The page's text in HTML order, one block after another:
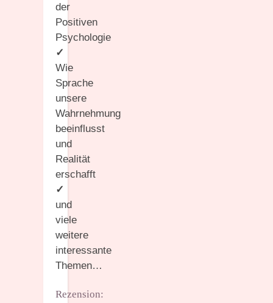
der
Positiven
Psychologie
✓
Wie
Sprache
unsere
Wahrnehmung
beeinflusst
und
Realität
erschafft
✓
und
viele
weitere
interessante
Themen…
Rezension: